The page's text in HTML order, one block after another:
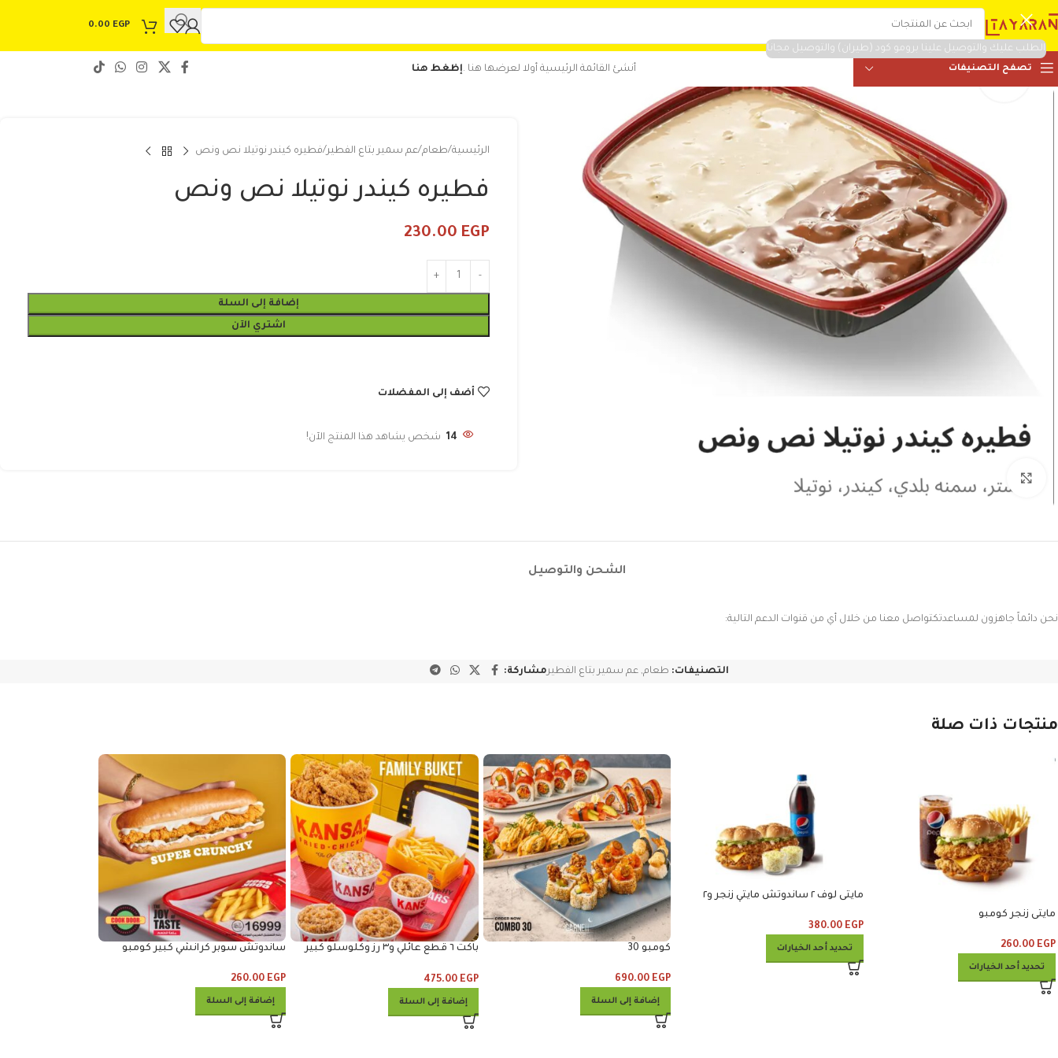
الطلب عليك والتوصيل علينا برومو كود (طيران) والتوصيل مجانا
0.00 EGP
تصفح التصنيفات أنشئ القائمة الرئيسية أولا لعرضها هنا .إظغط هنا
الرئيسية طعام عم سمير بتاع الفطير فطيره كيندر نوتيلا نص ونص
فطيره كيندر نوتيلا نص ونص
230.00 EGP
إضافة إلى السلة
اشتري الآن
أضف إلى المفضلات
14 شخص يشاهد هذا المنتج الآن!
الشحن والتوصيل
نحن دائماً جاهزون لمساعدتكتواصل معنا من خلال أي من قنوات الدعم التالية:
التصنيفات: طعام, عم سمير بتاع الفطيرمشاركة:
منتجات ذات صلة
مايتى زنجر كومبو
260.00 EGP
تحديد أحد الخيارات
مايتى لوف ٢ ساندوتش مايتي زنجر و٢
380.00 EGP
تحديد أحد الخيارات كومبو 30
690.00 EGP
إضافة إلى السلة
باكت ٦ قطع عائلي و٣ رز وكلوسلو كبير
475.00 EGP
إضافة إلى السلة
ساندوتش سوبر كرانشي كبير كومبو
260.00 EGP
إضافة إلى السلة